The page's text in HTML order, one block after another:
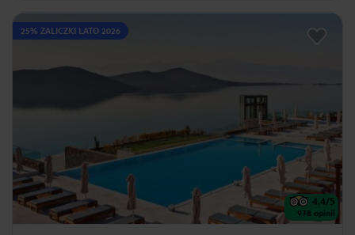
25% ZALICZKI LATO 2026
4.4/5
978 opinii